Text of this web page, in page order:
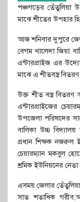
পঞ্চগড়ের তেঁতুলিয়া
মাঝে শীতের উপহার
আজ শনিবার দুপুরে
বেগম খালেদা জিয়া
এন্টারপ্রাইজ এর
মাঝে এ শীতবস্ত্র
উক্ত শীত বস্ত্র
এন্টারপ্রাইজের
উপজেলা পরিষদের
বালিকা উচ্চ
প্রধান শিক্ষক নজরুল
চেয়ারম্যান মকবুল
শ্রমিক ইউনিয়নের
এসময় জেলার
সাত শতাধিক